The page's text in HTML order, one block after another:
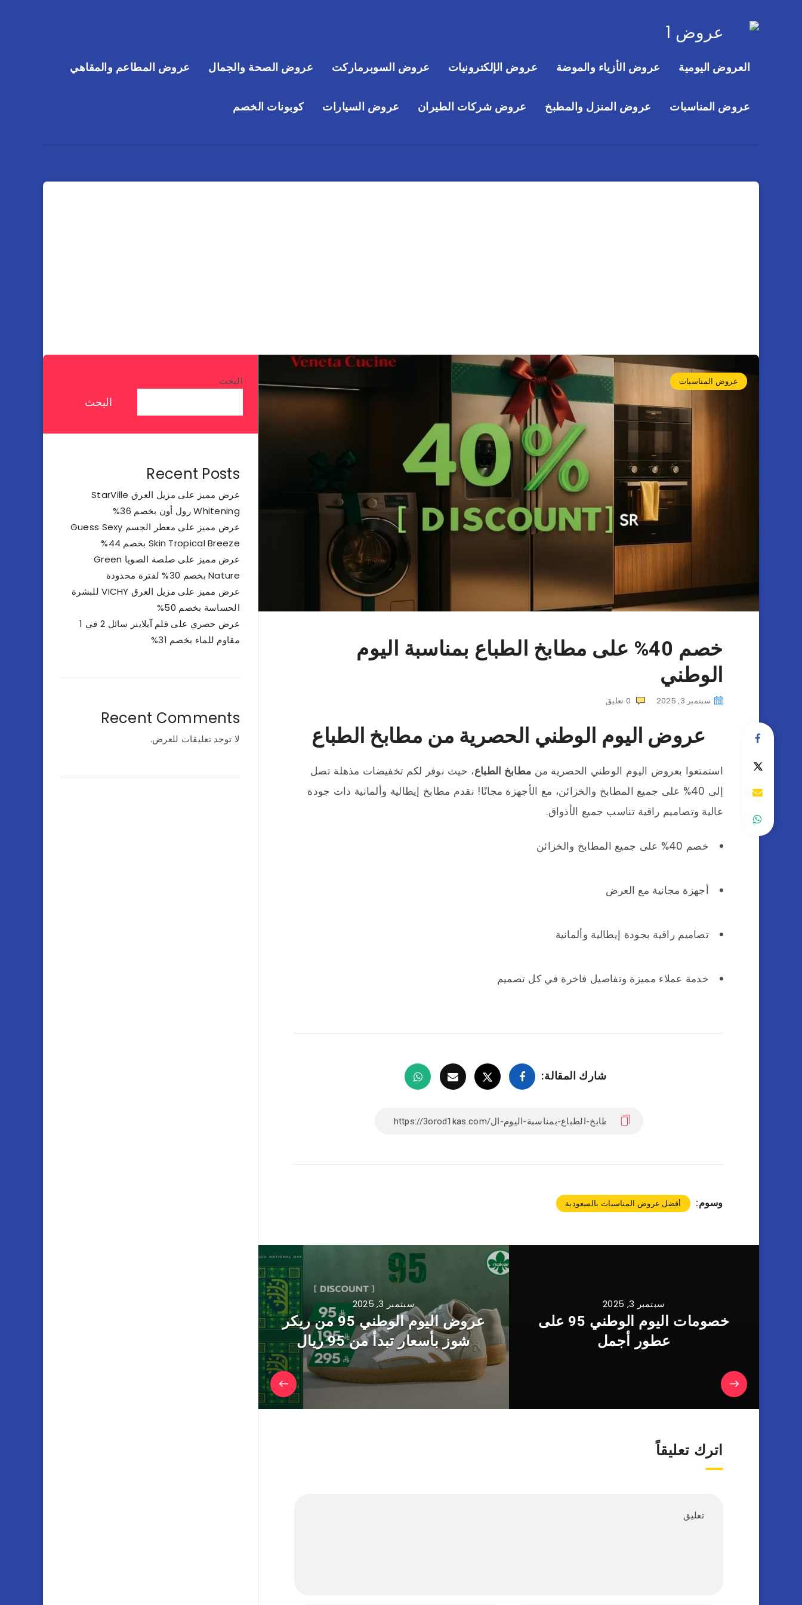
العروض اليومية عروض الأزياء والموضة عروض الإلكترونيات عروض السوبرماركت عروض الصحة والجمال عروض المطاعم والمقاهي
عروض المناسبات عروض المنزل والمطبخ عروض شركات الطيران عروض السيارات كوبونات الخصم
عروض المناسبات
خصم 40% على مطابخ الطباع بمناسبة اليوم
الوطني
سبتمبر 3, 2025 0 تعليق
عروض اليوم الوطني الحصرية من مطابخ الطباع
استمتعوا بعروض اليوم الوطني الحصرية من مطابخ الطباع، حيث نوفر لكم تخفيضات مذهلة تصل
إلى 40% على جميع المطابخ والخزائن، مع الأجهزة مجانًا! نقدم مطابخ إيطالية وألمانية ذات جودة
عالية وتصاميم راقية تناسب جميع الأذواق.
خصم 40% على جميع المطابخ والخزائن
أجهزة مجانية مع العرض
تصاميم راقية بجودة إيطالية وألمانية
خدمة عملاء مميزة وتفاصيل فاخرة في كل تصميم
شارك المقالة:
وسوم: أفضل عروض المناسبات بالسعودية
سبتمبر 3, 2025
عروض اليوم الوطني 95 من ريكر
شوز بأسعار تبدأ من 95 ريال
سبتمبر 3, 2025
خصومات اليوم الوطني 95 على
عطور أجمل
اترك تعليقاً
البحث
البحث
Recent Posts
عرض مميز على مزيل العرق StarVille
Whitening رول أون بخصم 36%
عرض مميز على معطر الجسم Guess Sexy
Skin Tropical Breeze بخصم 44%
عرض مميز على صلصة الصويا Green
Nature بخصم 30% لفترة محدودة
عرض مميز على مزيل العرق VICHY للبشرة
الحساسة بخصم 50%
عرض حصري على قلم آيلاينر سائل 2 في 1
مقاوم للماء بخصم 31%
Recent Comments
لا توجد تعليقات للعرض.